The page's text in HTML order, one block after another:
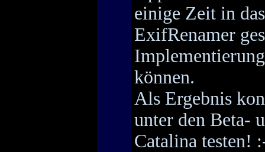
einige Zeit in
ExifRenamer
können.
Als Ergebnis
unter den Beta-
Catalina testen!